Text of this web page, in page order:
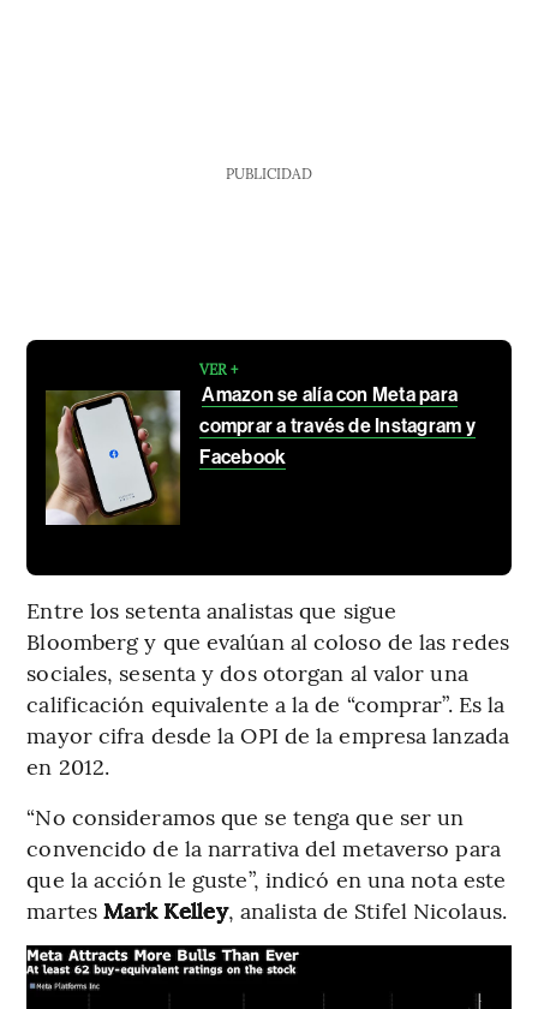
PUBLICIDAD
VER +
Amazon se alía con Meta para
comprar a través de Instagram y
Facebook
Entre los setenta analistas que sigue
Bloomberg y que evalúan al coloso de las redes
sociales, sesenta y dos otorgan al valor una
calificación equivalente a la de “comprar”. Es la
mayor cifra desde la OPI de la empresa lanzada
en 2012.
“No consideramos que se tenga que ser un
convencido de la narrativa del metaverso para
que la acción le guste”, indicó en una nota este
martes Mark Kelley, analista de Stifel Nicolaus.